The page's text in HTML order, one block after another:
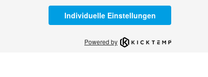
Individuelle Einstellungen
Powered by